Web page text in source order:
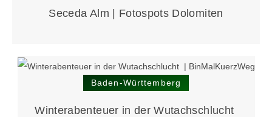
Seceda Alm | Fotospots Dolomiten
Baden-Württemberg
Winter­abenteuer in der Wutach­schlucht